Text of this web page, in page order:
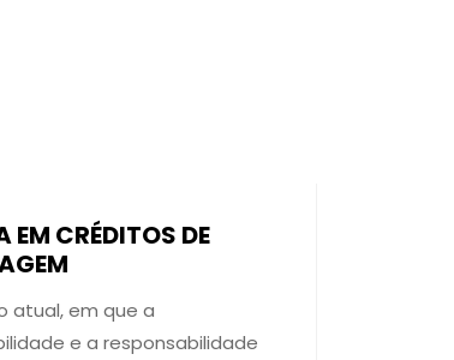
EM CRÉDITOS DE
atual, em que a
e a responsabilidade